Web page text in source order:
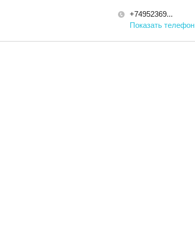
+74952369...
Показать телефон